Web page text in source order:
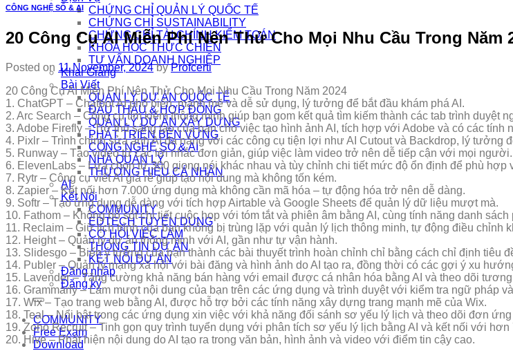
CHỨNG CHỈ QUẢN LÝ QUỐC TẾ
CHỨNG CHỈ SUSTAINABILITY
CHỨNG CHỈ TÀI CHÍNH KIỂM TOÁN
KHÓA HỌC THỰC CHIẾN
TƯ VẤN DOANH NGHIỆP
Khai Giảng
Bài Viết
QUẢN LÝ DỰ ÁN QUỐC TẾ
ĐẤU THẦU & HỢP ĐỒNG
QUẢN LÝ DỰ ÁN XÂY DỰNG
PHÁT TRIỂN BỀN VỮNG
CÔNG NGHỆ SỐ & AI
NHÀ QUẢN LÝ
THƯƠNG HIỆU CÁ NHÂN
AI
Kết Nối
COMMUNITY
EDTECH TUYỂN DỤNG
CƠ HỘI VIỆC LÀM
THÔNG TIN DỰ ÁN
KẾT NỐI DỰ ÁN
Đăng nhập
Đăng ký
COMMUNITY
Free Exam
Download
CÔNG NGHỆ SỐ & AI
20 Công Cụ AI Miễn Phí Nên Thử Cho Mọi Nhu Cầu Trong Năm
Posted on 11 November, 2024 byProfcerti
20 Công Cụ AI Miễn Phí Nên Thử Cho Mọi Nhu Cầu Trong Năm 2024
1. ChatGPT – Chatbot AI phổ biến, mạnh mẽ và dễ sử dụng, lý tưởng để bắt đầu khám phá AI.
2. Arc Search – Công cụ tìm kiếm thông minh giúp bạn gom kết quả tìm kiếm thành các tab trình duyệt
3. Adobe Firefly – Trợ thủ sáng tạo của bạn cho việc tạo hình ảnh AI, tích hợp với Adobe và có các tính
4. Pixlr – Trình chỉnh sửa ảnh AI đa năng với các công cụ tiện lợi như AI Cutout và Backdrop, lý tưởng
5. Runway – Tạo video từ các lời nhắc đơn giản, giúp việc làm video trở nên dễ tiếp cận với mọi người.
6. ElevenLabs – Lựa chọn từ 300 giọng nói khác nhau và tùy chỉnh chi tiết mức độ ổn định để phù hợp
7. Rytr – Công cụ viết AI giá rẻ giúp tạo nội dung mà không tốn kém.
8. Zapier – Kết nối hơn 7.000 ứng dụng mà không cần mã hóa – tự động hóa trở nên dễ dàng.
9. Softr – Tạo ứng dụng dễ dàng với tích hợp Airtable và Google Sheets để quản lý dữ liệu mượt mà.
10. Fathom – Không bỏ sót chi tiết cuộc họp với tóm tắt và phiên âm bằng AI, cùng tính năng danh sách
11. Reclaim – Giữ lịch trình của bạn không bị trùng lặp với quản lý lịch thông minh, tự động điều chỉnh
12. Height – Quản lý dự án thông minh với AI, gần như tự vận hành.
13. Slidesgo – Biến ý tưởng của bạn thành các bài thuyết trình hoàn chỉnh chỉ bằng cách chỉ định tiêu
14. Publer – Quản lý mạng xã hội với bài đăng và hình ảnh do AI tạo ra, đồng thời có các gợi ý xu
15. Lavender – Tăng cường khả năng bán hàng với email được cá nhân hóa bằng AI và theo dõi tương
16. Grammarly – Làm mượt nội dung của bạn trên các ứng dụng và trình duyệt với kiểm tra ngữ pháp
17. Wix – Tạo trang web bằng AI, được hỗ trợ bởi các tính năng xây dựng trang mạnh mẽ của Wix.
18. Teal – Nổi bật trong các ứng dụng xin việc với khả năng đối sánh sơ yếu lý lịch và theo dõi đơn ứng
19. Zoho Recruit – Tinh gọn quy trình tuyển dụng với phân tích sơ yếu lý lịch bằng AI và kết nối với hơn
20. Hive – Phát hiện nội dung do AI tạo ra trong văn bản, hình ảnh và video với điểm tin cậy cao.